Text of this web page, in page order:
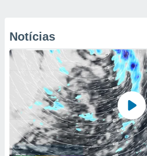
Notícias